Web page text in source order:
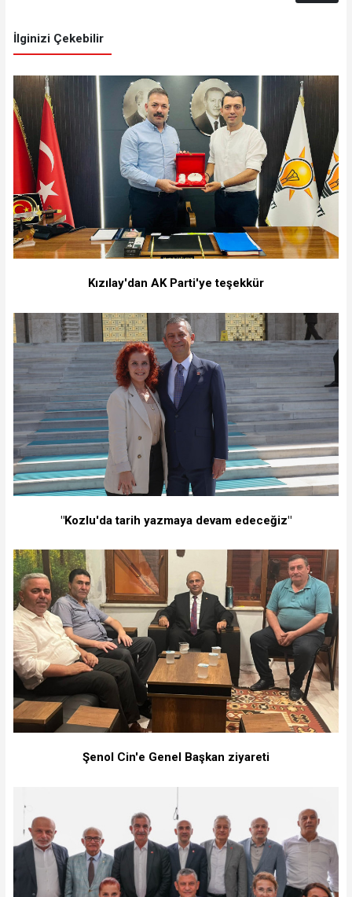
İlginizi Çekebilir
Kızılay'dan AK Parti'ye teşekkür
"Kozlu'da tarih yazmaya devam edeceğiz"
Şenol Cin'e Genel Başkan ziyareti